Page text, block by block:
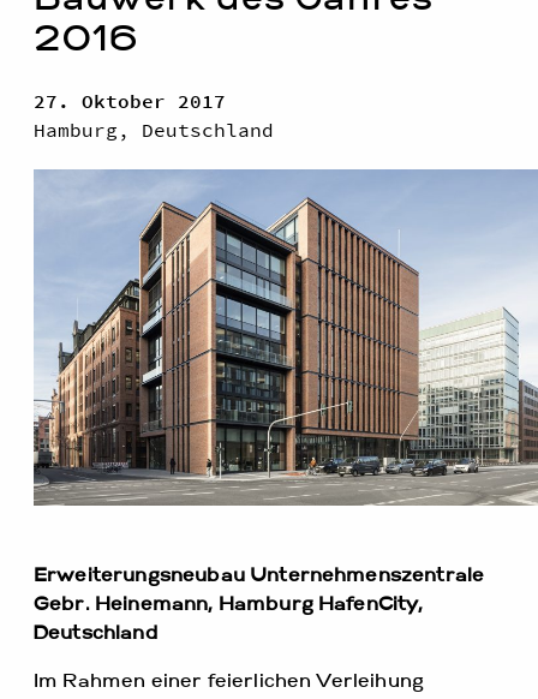
2016
27. Oktober 2017
Hamburg, Deutschland
Erweiterungsneubau Unternehmenszentrale
Gebr. Heinemann, Hamburg HafenCity,
Deutschland
Im Rahmen einer feierlichen Verleihung